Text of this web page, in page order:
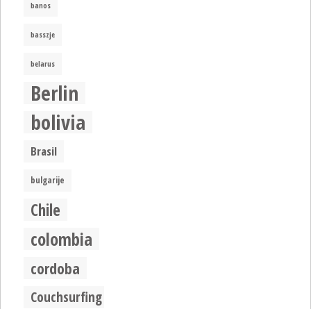
banos
basszje
belarus
Berlin
bolivia
Brasil
bulgarije
Chile
colombia
cordoba
Couchsurfing